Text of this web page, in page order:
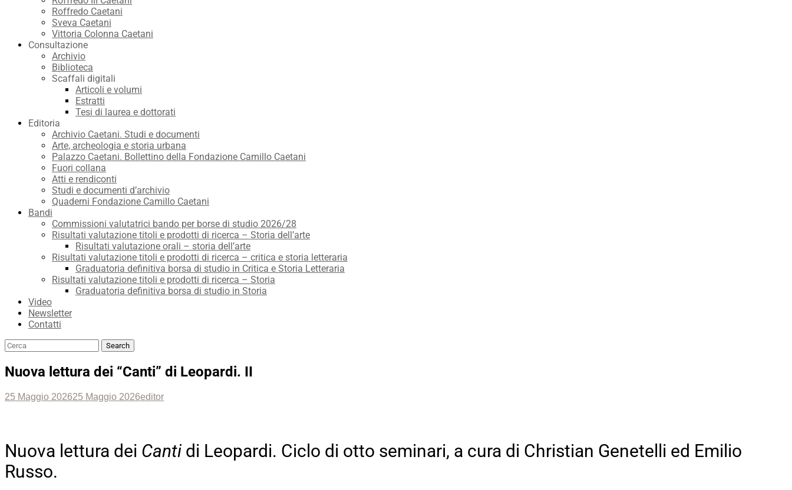
Roffredo Caetani
Sveva Caetani
Vittoria Colonna Caetani
Consultazione
Archivio
Biblioteca
Scaffali digitali
Articoli e volumi
Estratti
Tesi di laurea e dottorati
Editoria
Archivio Caetani. Studi e documenti
Arte, archeologia e storia urbana
Palazzo Caetani. Bollettino della Fondazione Camillo Caetani
Fuori collana
Atti e rendiconti
Studi e documenti d’archivio
Quaderni Fondazione Camillo Caetani
Bandi
Commissioni valutatrici bando per borse di studio 2026/28
Risultati valutazione titoli e prodotti di ricerca – Storia dell’arte
Risultati valutazione orali – storia dell’arte
Risultati valutazione titoli e prodotti di ricerca – critica e storia letteraria
Graduatoria definitiva borsa di studio in Critica e Storia Letteraria
Risultati valutazione titoli e prodotti di ricerca – Storia
Graduatoria definitiva borsa di studio in Storia
Video
Newsletter
Contatti
Search
Search
Nuova lettura dei “Canti” di Leopardi. II
Posted
25 Maggio 202625 Maggio 2026Author
editor
Nuova lettura dei Canti di Leopardi. Ciclo di otto seminari, a cura di Christian Genetelli ed Emilio
Russo.